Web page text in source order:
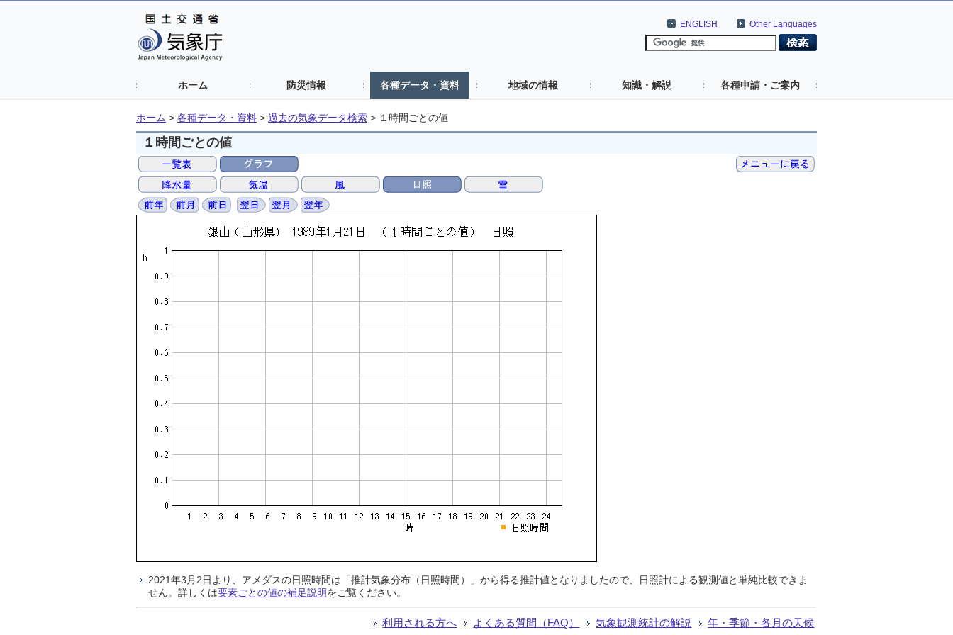
Other Languages
ENGLISH
ホーム 防災情報 各種データ・資料 地域の情報 知識・解説 各種申請・ご案内
ホーム > 各種データ・資料 > 過去の気象データ検索 > １時間ごとの値
１時間ごとの値
2021年3月2日より、アメダスの日照時間は「推計気象分布（日照時間）」から得る推計値となりましたので、日照計による観測値と単純比較できま
せん。詳しくは要素ごとの値の補足説明をご覧ください。
利用される方へ よくある質問（FAQ） 気象観測統計の解説 年・季節・各月の天候